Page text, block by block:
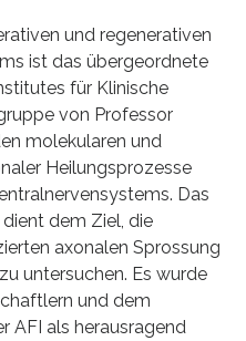
und regenerativen
ist das übergeordnete
für Klinische
von Professor
molekularen und
Heilungsprozesse
Das
dem Ziel, die
axonalen Sprossung
untersuchen. Es wurde
und dem
AFI als herausragend